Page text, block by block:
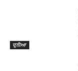
ਦੁਨੀਆ